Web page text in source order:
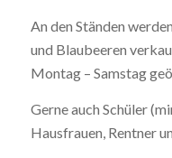
An den Ständen
und Blaubeeren
Montag – Samstag
Gerne auch Schüler
Hausfrauen, Rentner